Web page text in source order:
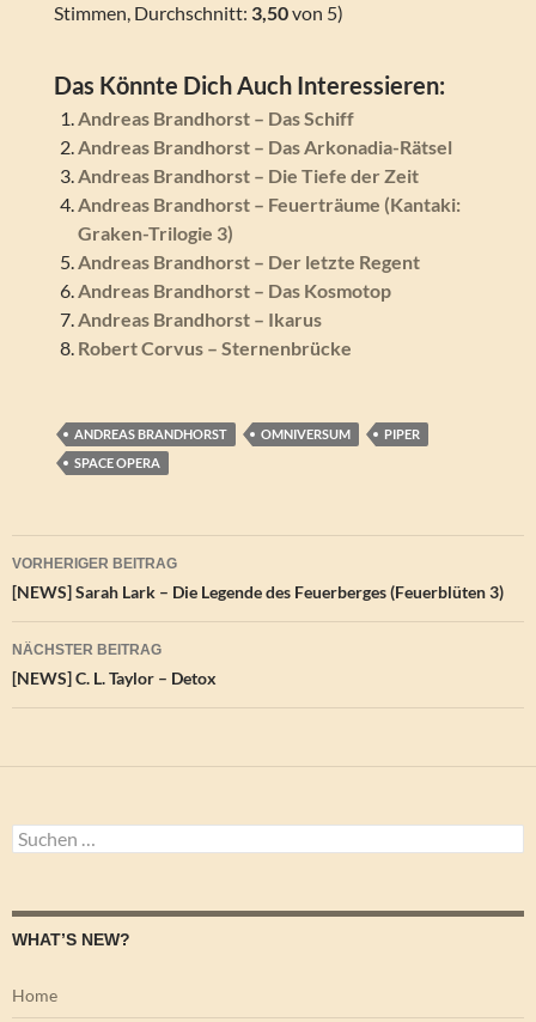
Stimmen, Durchschnitt: 3,50von 5)
Das Könnte Dich Auch Interessieren:
Andreas Brandhorst – Das Schiff
Andreas Brandhorst – Das Arkonadia-Rätsel
Andreas Brandhorst – Die Tiefe der Zeit
Andreas Brandhorst – Feuerträume (Kantaki:
Graken-Trilogie 3)
Andreas Brandhorst – Der letzte Regent
Andreas Brandhorst – Das Kosmotop
Andreas Brandhorst – Ikarus
Robert Corvus – Sternenbrücke
ANDREAS BRANDHORST OMNIVERSUM
PIPER
SPACE OPERA
Beitragsnavigation
VORHERIGER BEITRAG
[NEWS] Sarah Lark – Die Legende des Feuerberges (Feuerblüten 3)
NÄCHSTER BEITRAG
[NEWS] C. L. Taylor – Detox
Suchen
nach:
WHAT’S NEW?
Home